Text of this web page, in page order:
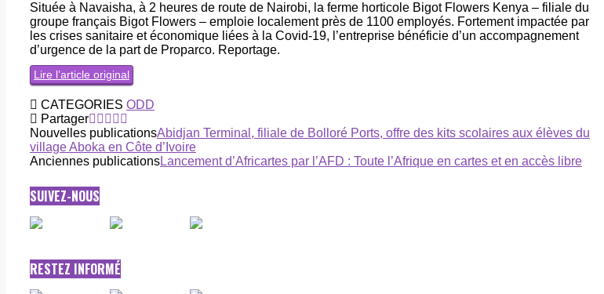
Située à Navaisha, à 2 heures de route de Nairobi, la ferme horticole Bigot Flowers Kenya – filiale du
groupe français Bigot Flowers – emploie localement près de 1100 employés. Fortement impactée par
les crises sanitaire et économique liées à la Covid-19, l’entreprise bénéficie d’un accompagnement
d’urgence de la part de Proparco. Reportage.
Lire l’article original
CATEGORIES ODD
Partager
Nouvelles publicationsAbidjan Terminal, filiale de Bolloré Ports, offre des kits scolaires aux élèves du
village Aboka en Côte d’Ivoire
Anciennes publicationsLancement d’Africartes par l’AFD : Toute l’Afrique en cartes et en accès libre
SUIVEZ-NOUS
RESTEZ INFORMÉ